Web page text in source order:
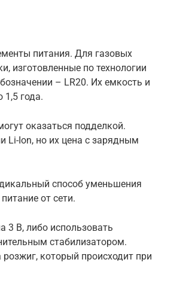
питания. Для газовых
изготовленные по технологии
– LR20. Их емкость и
1,5 года.
оказаться подделкой.
Li-Ion, но их цена с зарядным
способ уменьшения
от сети.
3 В, либо использовать
стабилизатором.
который происходит при